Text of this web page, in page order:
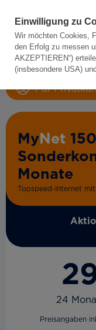
Für
MyNet
Monate
Topspeed-Internet
24
Preisangaben
Einwilligung zu
Wir möchten Cookies,
den Erfolg zu messen
AKZEPTIEREN“)
(insbesondere USA)